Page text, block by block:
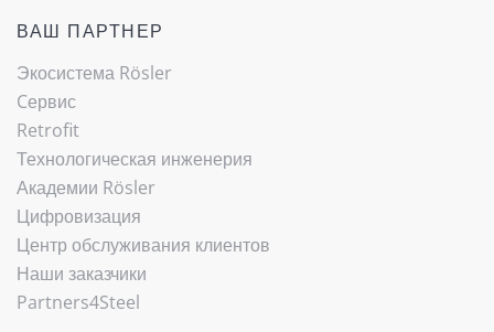
ВАШ ПАРТНЕР
Экосистема Rösler
Cервис
Retrofit
Технологическая инженерия
Академии Rösler
Цифровизация
Центр обслуживания клиентов
Наши заказчики
Partners4Steel